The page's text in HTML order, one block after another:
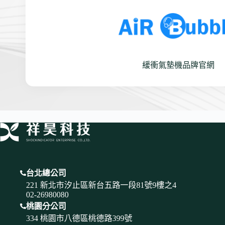
緩衝氣墊機品牌官網
台北總公司
221 新北市汐止區新台五路一段81號9樓之4
02-26980080
桃園分公司
334 桃園市八德區桃德路399號